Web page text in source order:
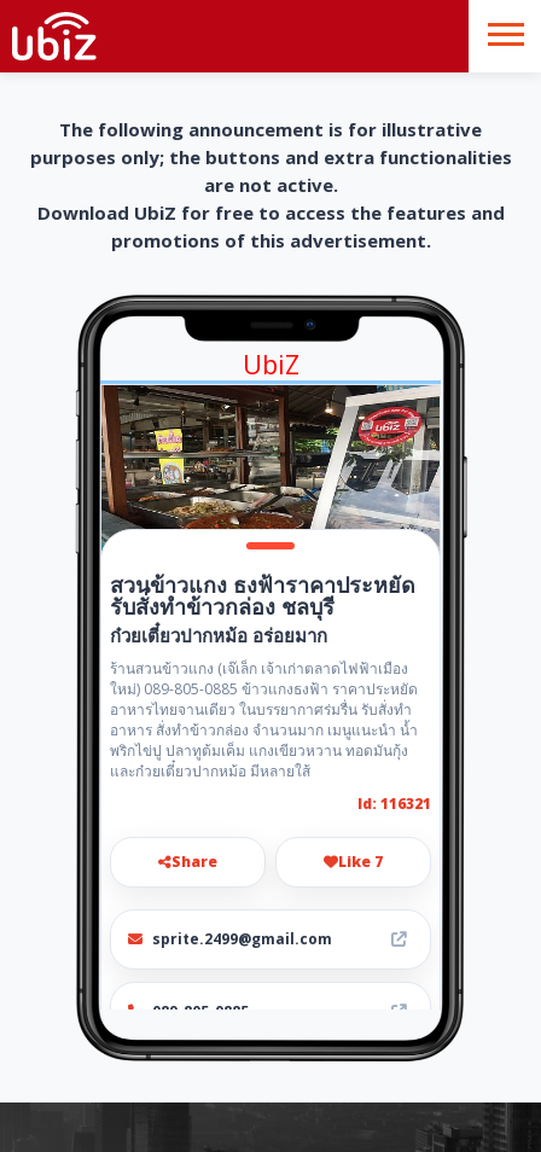
The following announcement is for illustrative
purposes only; the buttons and extra functionalities
are not active.
Download UbiZ for free to access the features and
promotions of this advertisement.
UbiZ
สวนข้าวแกง ธงฟ้าราคาประหยัด
รับสั่งทำข้าวกล่อง ชลบุรี
ก๋วยเตี๋ยวปากหม้อ อร่อยมาก
ร้านสวนข้าวแกง (เจ๊เล็ก เจ้าเก่าตลาดไฟฟ้าเมือง
ใหม่) 089-805-0885 ข้าวแกงธงฟ้า ราคาประหยัด
อาหารไทยจานเดียว ในบรรยากาศร่มรื่น รับสั่งทำ
อาหาร สั่งทำข้าวกล่อง จำนวนมาก เมนูแนะนำ น้ำ
พริกไข่ปู ปลาทูต้มเค็ม แกงเขียวหวาน ทอดมันกุ้ง
และก๋วยเตี๋ยวปากหม้อ มีหลายใส้
Id: 116321
Share Like 7
sprite.2499@gmail.com
089-805-0885
_park